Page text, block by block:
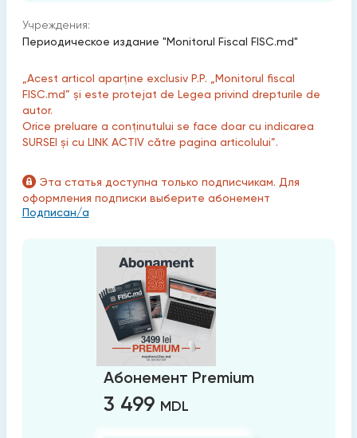
Учреждения:
Периодическое издание "Monitorul Fiscal FISC.md"
„Acest articol aparține exclusiv P.P. „Monitorul fiscal
FISC.md” și este protejat de Legea privind drepturile de
autor.
Orice preluare a conținutului se face doar cu indicarea
SURSEI și cu LINK ACTIV către pagina articolului”.
Эта статья доступна только подписчикам. Для
оформления подписки выберите абонемент
Подписан/а
Абонемент Premium
3 499 MDL